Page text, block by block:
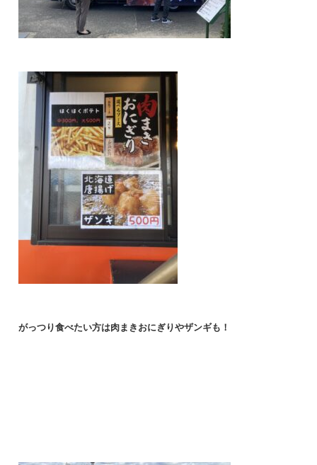
がっつり食べたい方は肉まきおにぎりやザンギも！